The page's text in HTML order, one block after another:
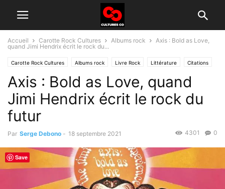
Accueil Carotte Rock Cultures Albums rock
Axis : Bold as Love,
quand Jimi Hendrix écrit le rock du...
Carotte Rock Cultures Albums rock Livre Rock Littérature Citations
Histoire du rock Soul, Funk
Axis : Bold as Love, quand
Jimi Hendrix écrit le rock du
futur
Par Serge Debono - 18 septembre 2021 0
4301
Save